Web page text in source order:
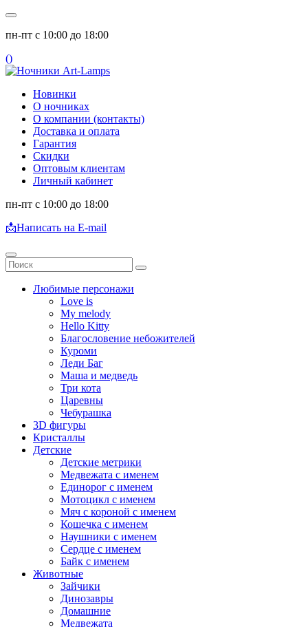
пн-пт с 10:00 до 18:00
()
Новинки
О ночниках
О компании (контакты)
Доставка и оплата
Гарантия
Скидки
Оптовым клиентам
Личный кабинет
пн-пт с 10:00 до 18:00
📩Написать на E-mail
Любимые персонажи
Love is
My melody
Hello Kitty
Благословение небожителей
Куроми
Леди Баг
Маша и медведь
Три кота
Царевны
Чебурашка
3D фигуры
Кристаллы
Детские
Детские метрики
Медвежата с именем
Единорог с именем
Мотоцикл с именем
Мяч с короной с именем
Кошечка с именем
Наушники с именем
Сердце с именем
Байк с именем
Животные
Зайчики
Динозавры
Домашние
Медвежата